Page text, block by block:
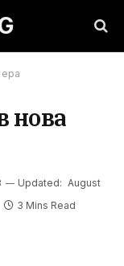
ера
нова
Updated: August
3 Mins Read